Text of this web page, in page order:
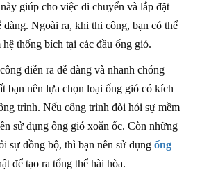
giúp cho việc di chuyển và lắp đặt
dàng. Ngoài ra, khi thi công, bạn có thể
hệ thống bích tại các đầu ống gió.
diễn ra dễ dàng và nhanh chóng
bạn nên lựa chọn loại ống gió có kích
trình. Nếu công trình đòi hỏi sự mềm
sử dụng ống gió xoắn ốc. Còn những
sự đồng bộ, thì bạn nên sử dụng ống
để tạo ra tổng thể hài hòa.